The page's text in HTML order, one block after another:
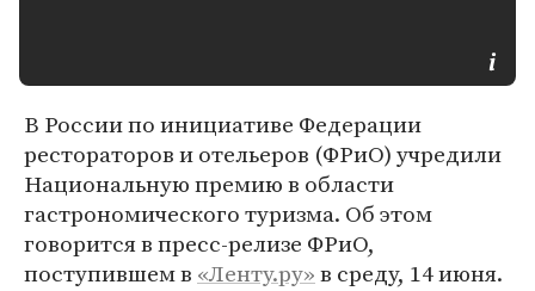
В России по инициативе Федерации
рестораторов и отельеров (ФРиО) учредили
Национальную премию в области
гастрономического туризма. Об этом
говорится в пресс-релизе ФРиО,
поступившем в «Ленту.ру»в среду, 14 июня.